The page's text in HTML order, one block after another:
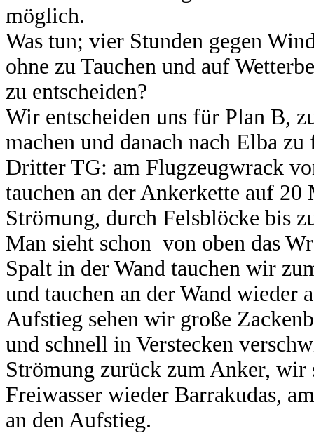
möglich.
Was tun; vier Stunden gegen
ohne zu Tauchen und auf
zu entscheiden?
Wir entscheiden uns für Plan B,
machen und danach nach Elba zu
Dritter TG: am Flugzeugwrack
tauchen an der Ankerkette auf 20
Strömung, durch Felsblöcke bis
Man sieht schon von oben das
Spalt in der Wand tauchen wir
und tauchen an der Wand
Aufstieg sehen wir große
und schnell in Verstecken
Strömung zurück zum Anker, wir
Freiwasser wieder Barrakudas,
an den Aufstieg.